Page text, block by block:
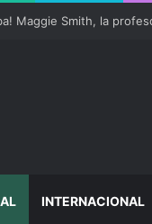
INTERNACIONAL